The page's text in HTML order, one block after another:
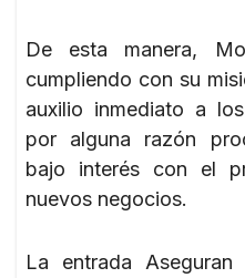
De esta manera,
cumpliendo con su
auxilio inmediato a
por alguna razón
bajo interés con el
nuevos negocios.
La entrada